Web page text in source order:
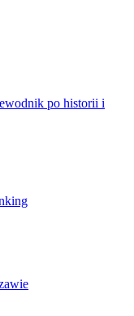
po historii i